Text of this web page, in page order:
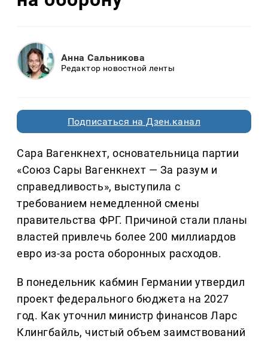
Анна Сальникова
Редактор новостной ленты
Подписаться на Дзен.канал
Сара Вагенкнехт, основательница партии
«Союз Сары Вагенкнехт — За разум и
справедливость», выступила с
требованием немедленной смены
правительства ФРГ. Причиной стали планы
властей привлечь более 200 миллиардов
евро из-за роста оборонных расходов.
В понедельник кабмин Германии утвердил
проект федерального бюджета на 2027
год. Как уточнил министр финансов Ларс
Клингбайль, чистый объем заимствований